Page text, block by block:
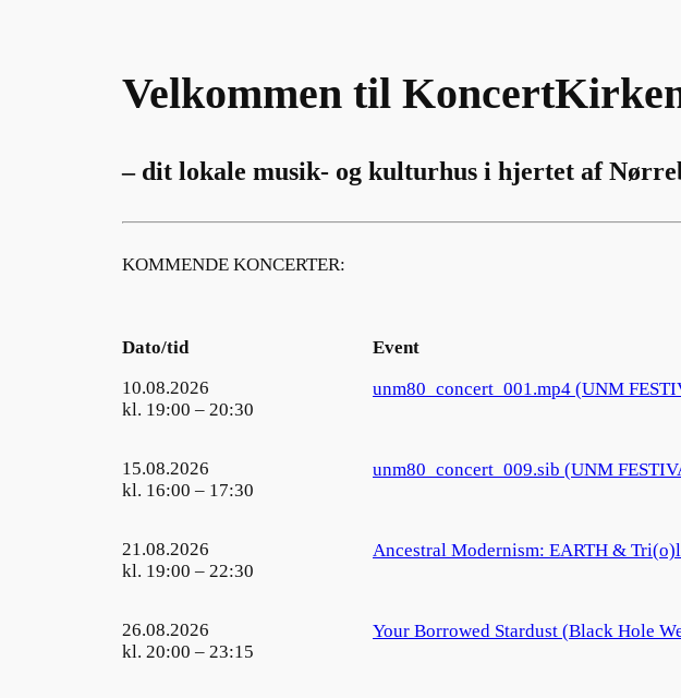
Velkommen til
– dit lokale musik- og kulturhus i hjertet af
KOMMENDE KONCERTER:
https://www.koncertkirken.dk/2015/04/9799899/
Dato/tid
Event
10.08.2026
kl. 19:00 – 20:30
unm80_concert_001.mp4 (UNM
15.08.2026
kl. 16:00 – 17:30
unm80_concert_009.sib (UNM
21.08.2026
kl. 19:00 – 22:30
Ancestral Modernism: EARTH &
26.08.2026
kl. 20:00 – 23:15
Your Borrowed Stardust (Black Hole